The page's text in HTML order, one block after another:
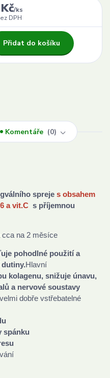
/ks
DPH
Přidat do košíku
Komentáře 0
spreje s obsahem
a vit.C s příjemnou
na 2 měsíce
pohodlné použití a
Hlavní
kolagenu, snižuje únavu,
a nervové soustavy
dobře vstřebatelné
spánku